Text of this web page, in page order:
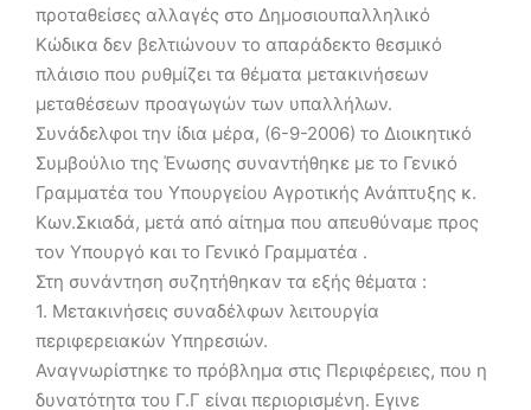
προταθείσες αλλαγές στο Δημοσιουπαλληλικό
Κώδικα δεν βελτιώνουν το απαράδεκτο θεσμικό
πλάισιο που ρυθμίζει τα θέματα μετακινήσεων
μεταθέσεων προαγωγών των υπαλλήλων.
Συνάδελφοι την ίδια μέρα, (6-9-2006) το Διοικητικό
Συμβούλιο της Ένωσης συναντήθηκε με το Γενικό
Γραμματέα του Υπουργείου Αγροτικής Ανάπτυξης κ.
Κων.Σκιαδά, μετά από αίτημα που απευθύναμε προς
τον Υπουργό και το Γενικό Γραμματέα .
Στη συνάντηση συζητήθηκαν τα εξής θέματα :
1. Μετακινήσεις συναδέλφων λειτουργία
περιφερειακών Υπηρεσιών.
Αναγνωρίστηκε το πρόβλημα στις Περιφέρειες, που η
δυνατότητα του Γ.Γ είναι περιορισμένη. Εγινε